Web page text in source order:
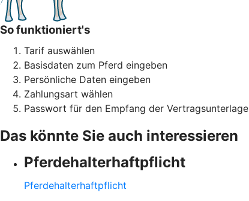
So funktioniert's
Tarif auswählen
Basisdaten zum Pferd eingeben
Persönliche Daten eingeben
Zahlungsart wählen
Passwort für den Empfang der
Das könnte Sie auch interessieren
Pferdehalter­haftpflicht
Pferdehalter­haftpflicht